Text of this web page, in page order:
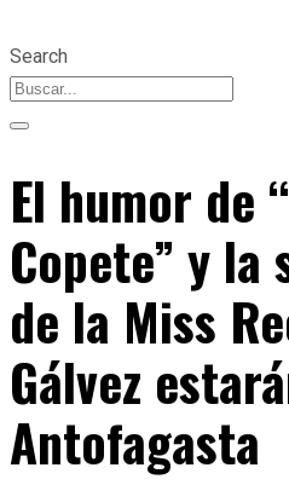
Search
El humor de
Copete” y la
de la Miss
Gálvez
Antofagasta